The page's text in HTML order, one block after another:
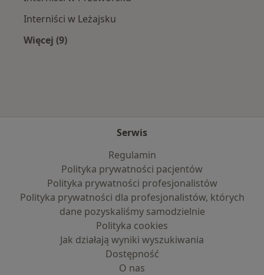
Interniści w Leżajsku
Więcej (9)
Serwis
Regulamin
Polityka prywatności pacjentów
Polityka prywatności profesjonalistów
Polityka prywatności dla profesjonalistów, których
dane pozyskaliśmy samodzielnie
Polityka cookies
Jak działają wyniki wyszukiwania
Dostępność
O nas